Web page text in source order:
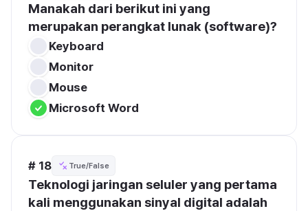
Manakah dari berikut ini yang
merupakan perangkat lunak (software)?
Keyboard
Monitor
Mouse
Microsoft Word
# 18 True/False
Teknologi jaringan seluler yang pertama
kali menggunakan sinyal digital adalah